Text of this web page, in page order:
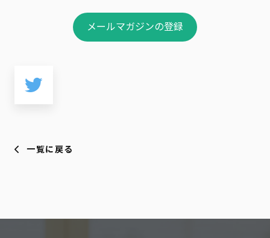
メールマガジンの登録
一覧に戻る